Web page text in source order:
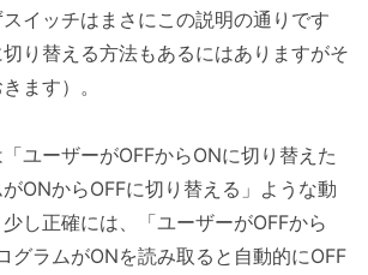
イッチはまさにこの説明の通りです
切り替える方法もあるにはありますがそ
ます）。
ユーザーがOFFからONに切り替えた
ONからOFFに切り替える」ような動
し正確には、「ユーザーがOFFから
グラムがONを読み取ると自動的にOFF